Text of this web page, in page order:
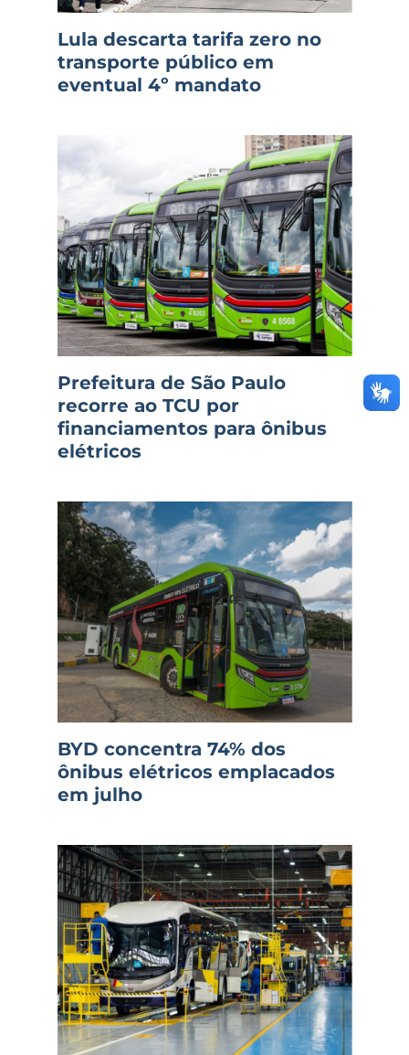
Lula descarta tarifa zero no
transporte público em
eventual 4º mandato
Prefeitura de São Paulo
recorre ao TCU por
financiamentos para ônibus
elétricos
BYD concentra 74% dos
ônibus elétricos emplacados
em julho